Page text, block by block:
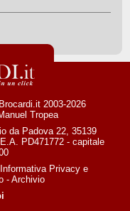
2003-2026
Tropea
da Padova 22, 35139
PD471772 - capitale
Informativa Privacye
- Archivio